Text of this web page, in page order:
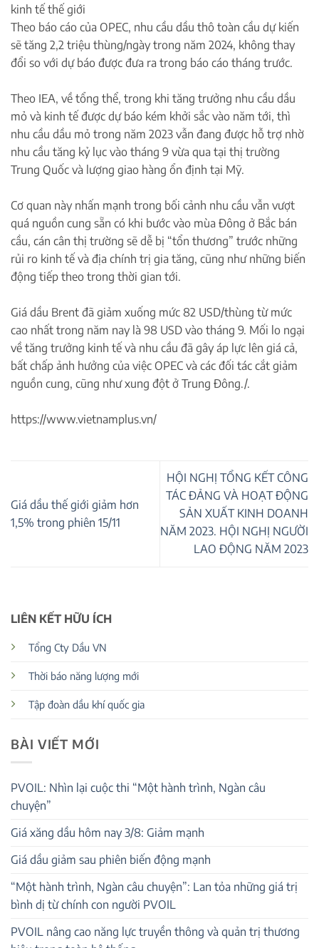
kinh tế thế giới
Theo báo cáo của OPEC, nhu cầu dầu thô toàn cầu dự kiến
sẽ tăng 2,2 triệu thùng/ngày trong năm 2024, không thay
đổi so với dự báo được đưa ra trong báo cáo tháng trước.
Theo IEA, về tổng thể, trong khi tăng trưởng nhu cầu dầu
mỏ và kinh tế được dự báo kém khởi sắc vào năm tới, thì
nhu cầu dầu mỏ trong năm 2023 vẫn đang được hỗ trợ nhờ
nhu cầu tăng kỷ lục vào tháng 9 vừa qua tại thị trường
Trung Quốc và lượng giao hàng ổn định tại Mỹ.
Cơ quan này nhấn mạnh trong bối cảnh nhu cầu vẫn vượt
quá nguồn cung sẵn có khi bước vào mùa Đông ở Bắc bán
cầu, cán cân thị trường sẽ dễ bị “tổn thương” trước những
rủi ro kinh tế và địa chính trị gia tăng, cũng như những biến
động tiếp theo trong thời gian tới.
Giá dầu Brent đã giảm xuống mức 82 USD/thùng từ mức
cao nhất trong năm nay là 98 USD vào tháng 9. Mối lo ngại
về tăng trưởng kinh tế và nhu cầu đã gây áp lực lên giá cả,
bất chấp ảnh hưởng của việc OPEC và các đối tác cắt giảm
nguồn cung, cũng như xung đột ở Trung Đông./.
https://www.vietnamplus.vn/
Giá dầu thế giới giảm hơn
1,5% trong phiên 15/11
HỘI NGHỊ TỔNG KẾT CÔNG
TÁC ĐẢNG VÀ HOẠT ĐỘNG
SẢN XUẤT KINH DOANH
NĂM 2023. HỘI NGHỊ NGƯỜI
LAO ĐỘNG NĂM 2023
LIÊN KẾT HỮU ÍCH
Tổng Cty Dầu VN
Thời báo năng lượng mới
Tập đoàn dầu khí quốc gia
BÀI VIẾT MỚI
PVOIL: Nhìn lại cuộc thi “Một hành trình, Ngàn câu
chuyện”
Giá xăng dầu hôm nay 3/8: Giảm mạnh
Giá dầu giảm sau phiên biến động mạnh
“Một hành trình, Ngàn câu chuyện”: Lan tỏa những giá trị
bình dị từ chính con người PVOIL
PVOIL nâng cao năng lực truyền thông và quản trị thương